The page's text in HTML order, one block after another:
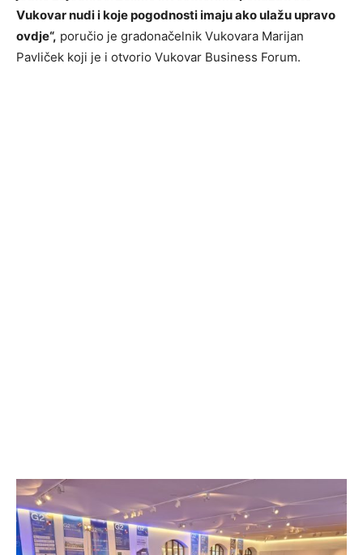
Vukovar nudi i koje pogodnosti imaju ako ulažu upravo
ovdje“, poručio je gradonačelnik Vukovara Marijan
Pavliček koji je i otvorio Vukovar Business Forum.